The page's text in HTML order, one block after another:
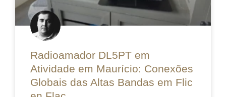
Radioamador DL5PT em
Atividade em Maurício: Conexões
Globais das Altas Bandas em Flic